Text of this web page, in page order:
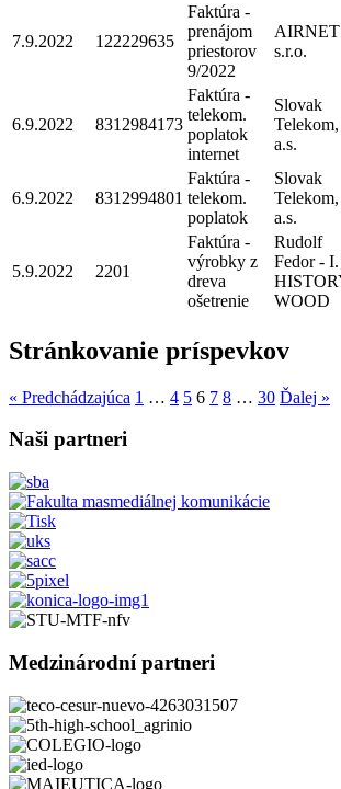
7.9.2022 122229635
Faktúra -
prenájom
priestorov
9/2022
AIRNET
s.r.o.
6.9.2022 8312984173
Faktúra -
telekom.
poplatok
internet
Slovak
Telekom,
a.s.
6.9.2022 8312994801
Faktúra -
telekom.
poplatok
Slovak
Telekom,
a.s.
5.9.2022 2201
Faktúra -
výrobky z
dreva
ošetrenie
Rudolf
Fedor - I.
WOOD
Stránkovanie príspevkov
« Predchádzajúca 1 … 4 5 6 7 8 … 30 Ďalej »
Naši partneri
Medzinárodní partneri